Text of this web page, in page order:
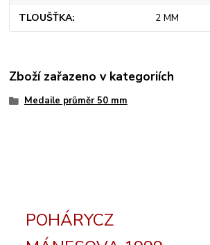
TLOUŠŤKA 2 MM
Zboží zařazeno v kategoriích
Medaile průměr 50 mm
POHÁRYCZ